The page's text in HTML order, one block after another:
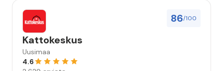
86/100
Kattokeskus
Uusimaa
4.6